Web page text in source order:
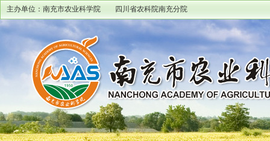
主办单位：南充市农业科学院 四川省农科院南充分院